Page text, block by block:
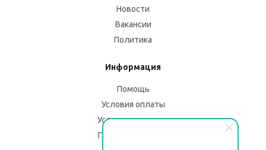
Новости
Вакансии
Политика
Информация
Помощь
Условия оплаты
Условия доставки
Гарантия на товар